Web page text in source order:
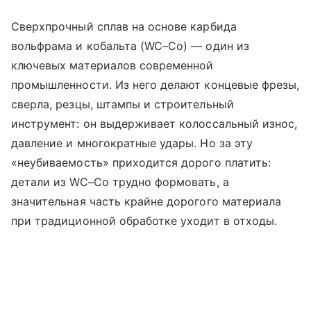
Сверхпрочный сплав на основе карбида
вольфрама и кобальта (WC–Co) — один из
ключевых материалов современной
промышленности. Из него делают концевые фрезы,
сверла, резцы, штампы и строительный
инструмент: он выдерживает колоссальный износ,
давление и многократные удары. Но за эту
«неубиваемость» приходится дорого платить:
детали из WC–Co трудно формовать, а
значительная часть крайне дорогого материала
при традиционной обработке уходит в отходы.